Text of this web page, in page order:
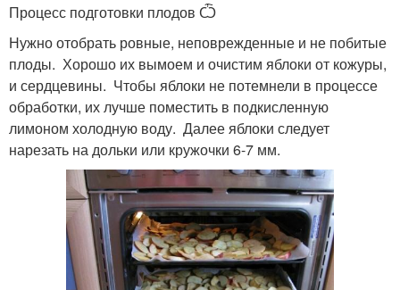
Процесс подготовки плодов Ѽ
Нужно отобрать ровные, неповрежденные и не побитые
плоды. Хорошо их вымоем и очистим яблоки от кожуры,
и сердцевины. Чтобы яблоки не потемнели в процессе
обработки, их лучше поместить в подкисленную
лимоном холодную воду. Далее яблоки следует
нарезать на дольки или кружочки 6-7 мм.